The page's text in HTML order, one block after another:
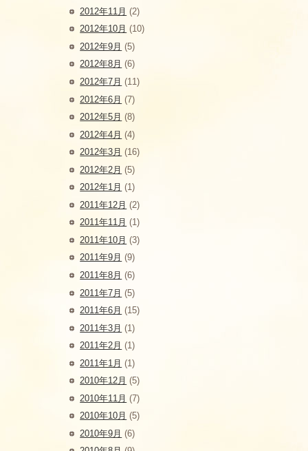
2012年11月 (2)
2012年10月 (10)
2012年9月 (5)
2012年8月 (6)
2012年7月 (11)
2012年6月 (7)
2012年5月 (8)
2012年4月 (4)
2012年3月 (16)
2012年2月 (5)
2012年1月 (1)
2011年12月 (2)
2011年11月 (1)
2011年10月 (3)
2011年9月 (9)
2011年8月 (6)
2011年7月 (5)
2011年6月 (15)
2011年3月 (1)
2011年2月 (1)
2011年1月 (1)
2010年12月 (5)
2010年11月 (7)
2010年10月 (5)
2010年9月 (6)